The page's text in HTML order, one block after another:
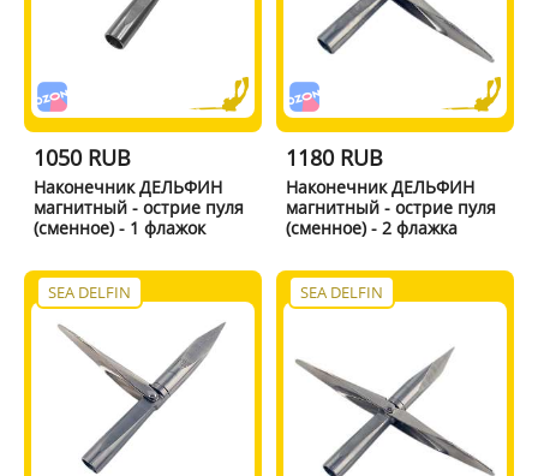
1050 RUB
Наконечник ДЕЛЬФИН
магнитный - острие пуля
(сменное) - 1 флажок
1180 RUB
Наконечник ДЕЛЬФИН
магнитный - острие пуля
(сменное) - 2 флажка
SEA DELFIN SEA DELFIN